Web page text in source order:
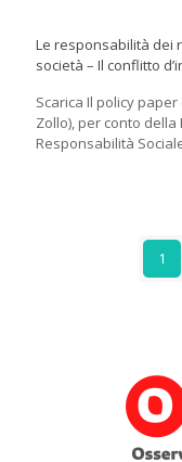
Le responsabilità dei
società – Il conflitto
Scarica Il policy
Zollo), per conto
Responsabilità
1